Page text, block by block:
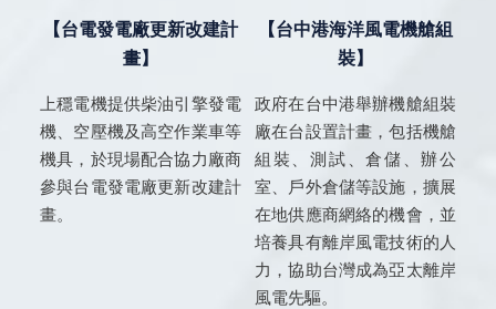
【台電發電廠更新改建計
畫】
上穩電機提供柴油引擎發電
機、空壓機及高空作業車等
機具，於現場配合協力廠商
參與台電發電廠更新改建計
畫。
【台中港海洋風電機艙組
裝】
政府在台中港舉辦機艙組裝
廠在台設置計畫，包括機艙
組裝、測試、倉儲、辦公
室、戶外倉儲等設施，擴展
在地供應商網絡的機會，並
培養具有離岸風電技術的人
力，協助台灣成為亞太離岸
風電先驅。